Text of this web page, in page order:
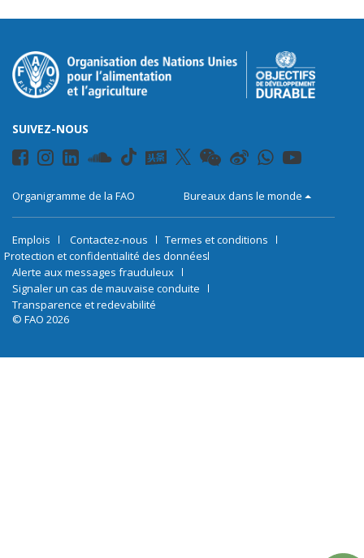
SUIVEZ-NOUS
Organigramme de la FAO Bureaux dans le monde
Emplois Contactez-nous
Termes et conditions
Protection et confidentialité des données
Alerte aux messages frauduleux
Signaler un cas de mauvaise conduite
Transparence et redevabilité
© FAO 2026